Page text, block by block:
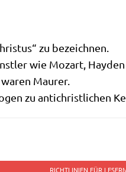
zu bezeichnen.
wie Mozart,
Maurer.
zu anti­christ­li­chen
RICHTLINIEN FÜR